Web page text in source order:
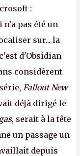
:
n'a pas été un
sur... la
d'Obsidian
considèrent
Fallout New
déjà dirigé le
, serait à la tête
un passage un
depuis